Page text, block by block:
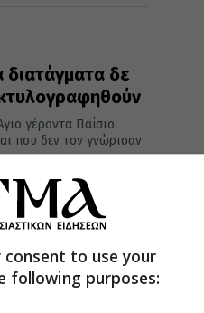
διατάγματα δε
γέροντα Παΐσιο.
που δεν τον γνώρισαν
Γαλλία
to use your
following purposes: